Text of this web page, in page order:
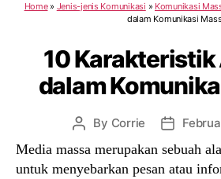
Home» Jenis-jenis Komunikasi » Komunikasi
dalam Komunikasi
10
dalam
Post
By Corrie
Post
date
Media massa merupakan sebuah
untuk menyebarkan pesan atau